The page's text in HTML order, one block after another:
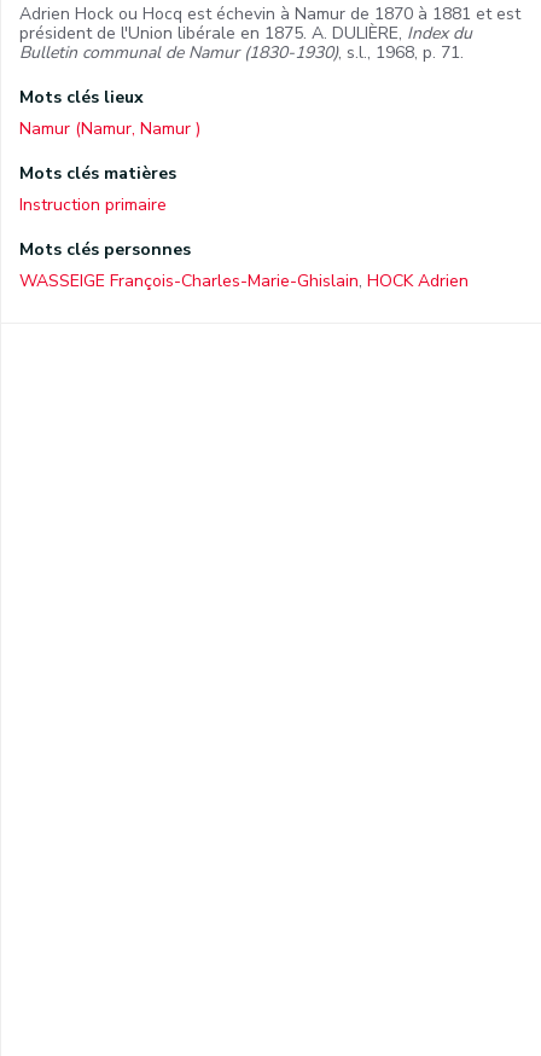
Adrien Hock ou Hocq est échevin à Namur de 1870 à 1881 et est
président de l'Union libérale en 1875. A. DULIÈRE, Index du
Bulletin communal de Namur (1830-1930), s.l., 1968, p. 71.
Mots clés lieux
Namur (Namur, Namur )
Mots clés matières
Instruction primaire
Mots clés personnes
WASSEIGE François-Charles-Marie-Ghislain, HOCK Adrien